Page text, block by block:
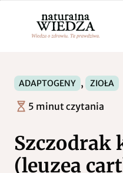
ADAPTOGENY , ZIOŁA
5 minut czytania
Szczodrak
(leuzea